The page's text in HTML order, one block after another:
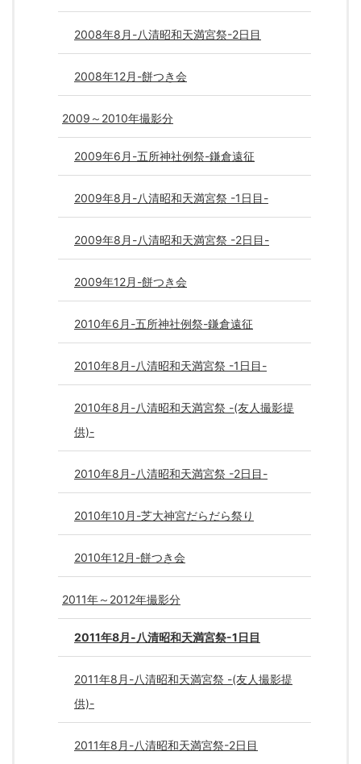
2008年8月-八清昭和天満宮祭-2日目
2008年12月-餅つき会
2009～2010年撮影分
2009年6月-五所神社例祭-鎌倉遠征
2009年8月-八清昭和天満宮祭 -1日目-
2009年8月-八清昭和天満宮祭 -2日目-
2009年12月-餅つき会
2010年6月-五所神社例祭-鎌倉遠征
2010年8月-八清昭和天満宮祭 -1日目-
2010年8月-八清昭和天満宮祭 -(友人撮影提
供)-
2010年8月-八清昭和天満宮祭 -2日目-
2010年10月-芝大神宮だらだら祭り
2010年12月-餅つき会
2011年～2012年撮影分
2011年8月-八清昭和天満宮祭-1日目
2011年8月-八清昭和天満宮祭 -(友人撮影提
供)-
2011年8月-八清昭和天満宮祭-2日目